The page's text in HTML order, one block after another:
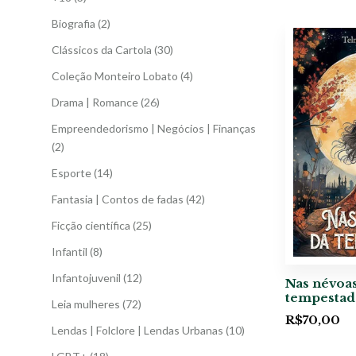
Biografia (2)
Clássicos da Cartola (30)
Coleção Monteiro Lobato (4)
Drama | Romance(26)
Empreendedorismo | Negócios | Finanças
(2)
Esporte(14)
Fantasia | Contos de fadas (42)
Ficção científica (25)
Infantil (8)
Infantojuvenil (12)
Leia mulheres (72)
Lendas | Folclore | Lendas Urbanas (10)
Nas
R$70,00